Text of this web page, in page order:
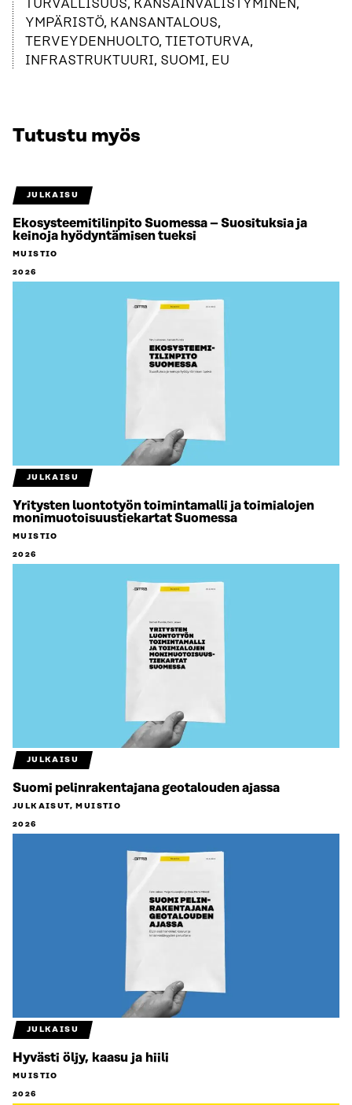
TURVALLISUUS, KANSAINVÄLISTYMINEN,
YMPÄRISTÖ, KANSANTALOUS,
TERVEYDENHUOLTO, TIETOTURVA,
INFRASTRUKTUURI, SUOMI, EU
Tutustu myös
JULKAISU
Ekosysteemitilinpito Suomessa – Suosituksia ja
keinoja hyödyntämisen tueksi
MUISTIO
2026
JULKAISU
Yritysten luontotyön toimintamalli ja toimialojen
monimuotoisuustiekartat Suomessa
MUISTIO
2026
JULKAISU
Suomi pelinrakentajana geotalouden ajassa
JULKAISUT, MUISTIO
2026
JULKAISU
Hyvästi öljy, kaasu ja hiili
MUISTIO
2026